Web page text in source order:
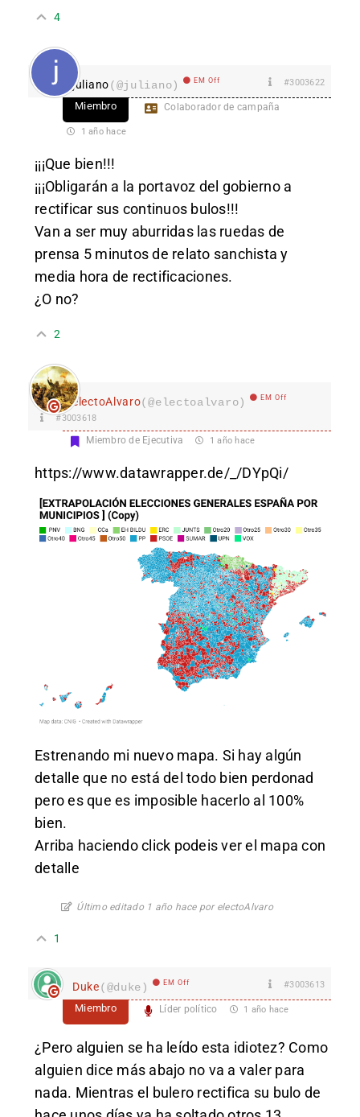
4
juliano(@juliano) EM Off #3003622
Miembro Colaborador de campaña
1 año hace
¡¡¡Que bien!!!
¡¡¡Obligarán a la portavoz del gobierno a
rectificar sus continuos bulos!!!
Van a ser muy aburridas las ruedas de
prensa 5 minutos de relato sanchista y
media hora de rectificaciones.
¿O no?
2
electoAlvaro(@electoalvaro) EM Off
#3003618
Miembro de Ejecutiva 1 año hace
https://www.datawrapper.de/_/DYpQi/
Estrenando mi nuevo mapa. Si hay algún
detalle que no está del todo bien perdonad
pero es que es imposible hacerlo al 100%
bien.
Arriba haciendo click podeis ver el mapa con
detalle
Último editado 1 año hace por electoAlvaro
1
Duke(@duke) EM Off #3003613
Miembro Líder político 1 año hace
¿Pero alguien se ha leído esta idiotez? Como
alguien dice más abajo no va a valer para
nada. Mientras el bulero rectifica su bulo de